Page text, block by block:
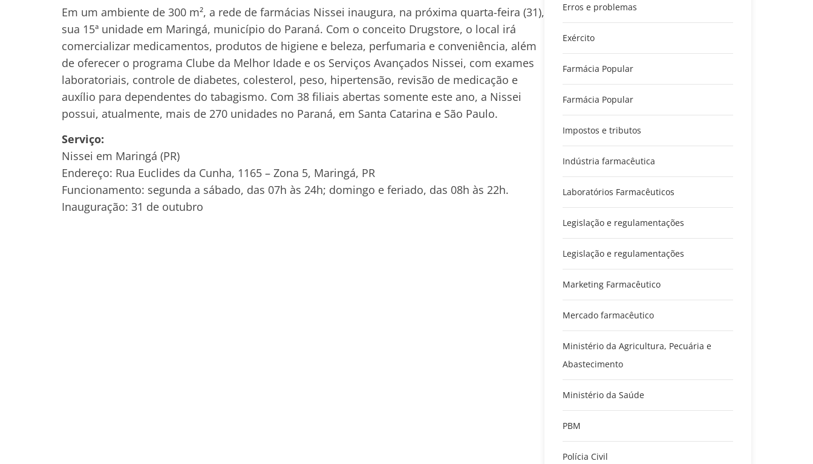
Em um ambiente de 300 m², a rede de farmácias Nissei inaugura, na próxima quarta-feira (31),
sua 15ª unidade em Maringá, município do Paraná. Com o conceito Drugstore, o local irá
comercializar medicamentos, produtos de higiene e beleza, perfumaria e conveniência, além
de oferecer o programa Clube da Melhor Idade e os Serviços Avançados Nissei, com exames
laboratoriais, controle de diabetes, colesterol, peso, hipertensão, revisão de medicação e
auxílio para dependentes do tabagismo. Com 38 filiais abertas somente este ano, a Nissei
possui, atualmente, mais de 270 unidades no Paraná, em Santa Catarina e São Paulo.
Serviço:
Nissei em Maringá (PR)
Endereço: Rua Euclides da Cunha, 1165 – Zona 5, Maringá, PR
Funcionamento: segunda a sábado, das 07h às 24h; domingo e feriado, das 08h às 22h.
Inauguração: 31 de outubro
Erros e problemas
Exército
Farmácia Popular
Farmácia Popular
Impostos e tributos
Indústria farmacêutica
Laboratórios Farmacêuticos
Legislação e regulamentações
Legislação e regulamentações
Marketing Farmacêutico
Mercado farmacêutico
Ministério da Agricultura, Pecuária e
Abastecimento
Ministério da Saúde
PBM
Polícia Civil